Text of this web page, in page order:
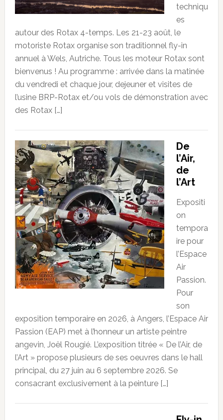
techniqu
es
autour des Rotax 4-temps. Les 21-23 août, le
motoriste Rotax organise son traditionnel fly-in
annuel à Wels, Autriche. Tous les moteur Rotax sont
bienvenus ! Au programme : arrivée dans la matinée
du vendredi et chaque jour, dejeuner et visites de
l’usine BRP-Rotax et/ou vols de démonstration avec
des Rotax […]
De
l’Air,
de
l’Art
Expositi
on
tempora
ire pour
l’Espace
Air
Passion.
Pour
son
exposition temporaire en 2026, à Angers, l’Espace Air
Passion (EAP) met à l’honneur un artiste peintre
angevin, Joël Rougié. L’exposition titrée « De l’Air, de
l’Art » propose plusieurs de ses oeuvres dans le hall
principal, du 27 juin au 6 septembre 2026. Se
consacrant exclusivement à la peinture […]